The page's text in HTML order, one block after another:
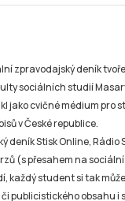
zpravodajský deník
sociálních studií
jako cvičné médium pro
v České republice.
Stisk Online, Rádio
(s přesahem na
každý student si tak
publicistického obsahu i